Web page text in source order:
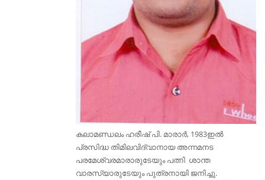
കലാമണ്ഡലം ഹരീഷ് പി. മാരാർ, 1983ഇൽ
പ്രസിദ്ധ തിമിലവിദ്വാനായ അന്നമനട
പരമേശ്വരമാരാരുടേയും പത്നി ശാന്ത
വാരസ്യാരുടേയും പുത്രനായി ജനിച്ചു.